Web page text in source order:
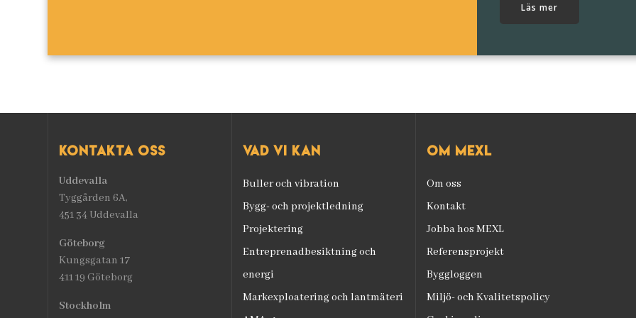
Läs mer
Kontakta oss
Uddevalla
Tyggården 6A,
451 34 Uddevalla
Göteborg
Kungsgatan 17
411 19 Göteborg
Stockholm
Vad vi kan
Buller och vibration
Bygg- och projektledning
Projektering
Entreprenadbesiktning och
energi
Markexploatering och lantmäteri
Om mexl
Om oss
Kontakt
Jobba hos MEXL
Referensprojekt
Byggloggen
Miljö- och Kvalitetspolicy